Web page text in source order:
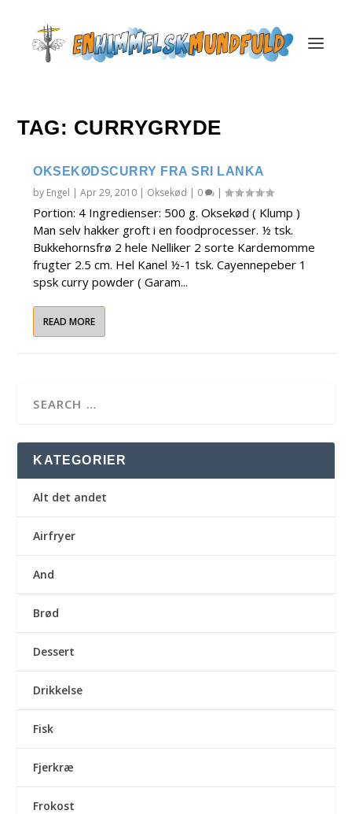
TAG: CURRYGRYDE
OKSEKØDSCURRY FRA SRI LANKA
by Engel |Apr 29, 2010 | Oksekød | 0 |
Portion: 4 Ingredienser: 500 g. Oksekød ( Klump )
Man selv hakker groft i en foodprocesser. ½ tsk.
Bukkehornsfrø 2 hele Nelliker 2 sorte Kardemomme
frugter 2.5 cm. Hel Kanel ½-1 tsk. Cayennepeber 1
spsk curry powder ( Garam...
READ MORE
KATEGORIER
Alt det andet
Airfryer
And
Brød
Dessert
Drikkelse
Fisk
Fjerkræ
Frokost